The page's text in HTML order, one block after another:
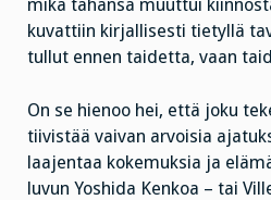
mikä tahansa muuttui
kuvattiin kirjallisesti tietyllä
tullut ennen taidetta, vaan
On se hienoo hei, että joku
tiivistää vaivan arvoisia
laajentaa kokemuksia ja
luvun Yoshida Kenkoa – tai